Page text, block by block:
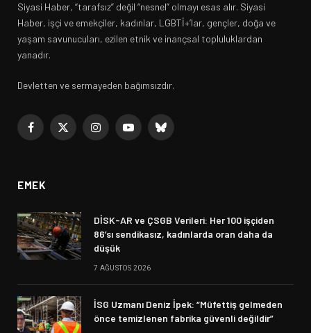
Siyasi Haber, “tarafsız” değil “nesnel” olmayı esas alır. Siyasi
Haber, işçi ve emekçiler, kadınlar, LGBTİ+’lar, gençler, doğa ve
yaşam savunucuları, ezilen etnik ve inançsal topluluklardan
yanadır.
Devletten ve sermayeden bağımsızdır.
Facebook
X
InstagramYouTubeBluesky
EMEK
DİSK-AR ve ÇSGB Verileri: Her 100 işçiden
86’sı sendikasız, kadınlarda oran daha da
düşük
7 AĞUSTOS 2026
İSG Uzmanı Deniz İpek: “Müfettiş gelmeden
önce temizlenen fabrika güvenli değildir”